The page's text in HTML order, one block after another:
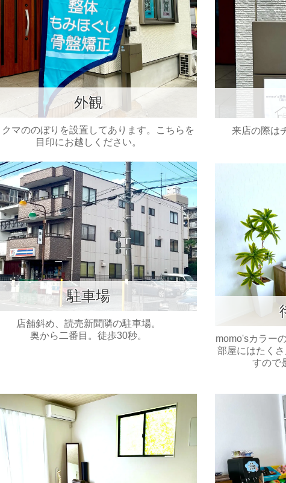
外観
クマののぼりを設置してあります。こちらを
目印にお越しください。
駐車場
店舗斜め、読売新聞隣の駐車場。
奥から二番目。徒歩30秒。
来店の際は
momo'sカラー
部屋にはたく
すので